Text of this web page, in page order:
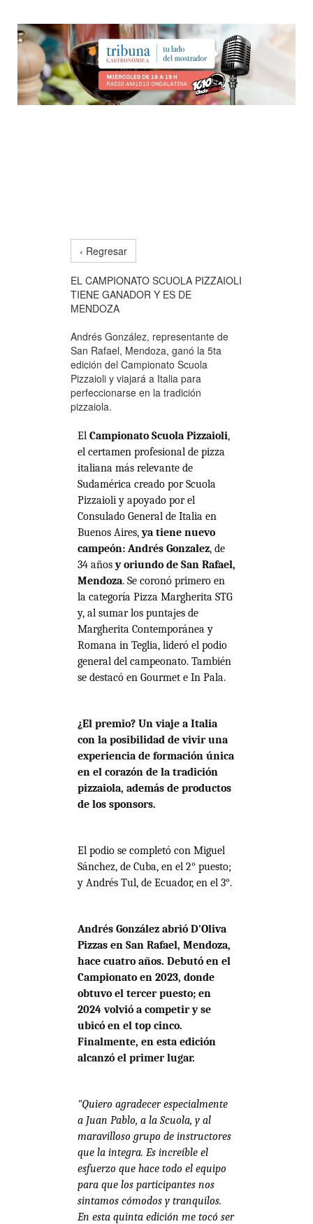
‹ Regresar
EL CAMPIONATO SCUOLA PIZZAIOLI
TIENE GANADOR Y ES DE
MENDOZA
Andrés González, representante de
San Rafael, Mendoza, ganó la 5ta
edición del Campionato Scuola
Pizzaioli y viajará a Italia para
perfeccionarse en la tradición
pizzaiola.
El Campionato Scuola Pizzaioli,
el certamen profesional de pizza
italiana más relevante de
Sudamérica creado por Scuola
Pizzaioli y apoyado por el
Consulado General de Italia en
Buenos Aires,ya tiene nuevo
campeón: Andrés Gonzalez, de
34 añosy oriundo de San Rafael,
Mendoza. Se coronó primero en
la categoría Pizza Margherita STG
y, al sumar los puntajes de
Margherita Contemporánea y
Romana in Teglia, lideró el podio
general del campeonato. También
se destacó en Gourmet e In Pala.
¿El premio? Un viaje a Italia
con la posibilidad de vivir una
experiencia de formación única
en el corazón de la tradición
pizzaiola, además de productos
de los sponsors.
El podio se completó con Miguel
Sánchez, de Cuba, en el 2° puesto;
y Andrés Tul, de Ecuador, en el 3°.
Andrés González abrió D'Oliva
Pizzas en San Rafael, Mendoza,
hace cuatro años. Debutó en el
Campionato en 2023, donde
obtuvo el tercer puesto; en
2024 volvió a competir y se
ubicó en el top cinco.
Finalmente, en esta edición
alcanzó el primer lugar.
"Quiero agradecer especialmente
a Juan Pablo, a la Scuola, y al
maravilloso grupo de instructores
que la integra. Es increíble el
esfuerzo que hace todo el equipo
para que los participantes nos
sintamos cómodos y tranquilos.
En esta quinta edición me tocó ser